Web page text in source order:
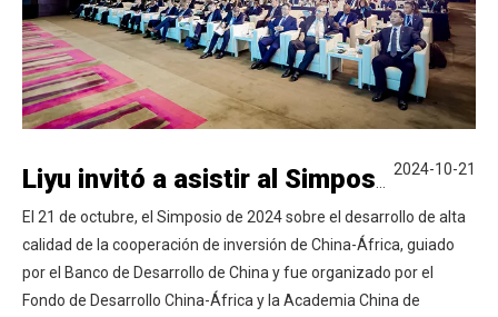
El 21 de octubre, el Simposio de 2024 sobre el desarrollo de alta
calidad de la cooperación de inversión de China-África, guiado
por el Banco de Desarrollo de China y fue organizado por el
Fondo de Desarrollo China-África y la Academia China de
2024-10-21